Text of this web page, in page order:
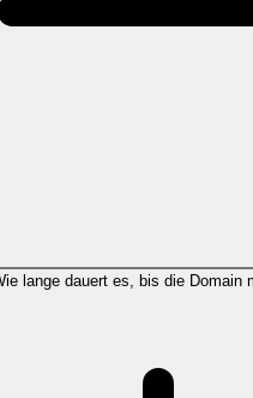
lange dauert es, bis die Domain